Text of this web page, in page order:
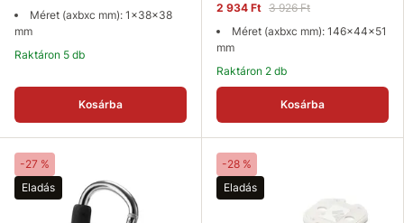
Méret (axbxc mm): 1x38x38
mm
Raktáron 5 db
Kosárba
2 934 Ft 3 926 Ft
Méret (axbxc mm): 146x44x51
mm
Raktáron 2 db
Kosárba
-27 %
Eladás
-28 %
Eladás